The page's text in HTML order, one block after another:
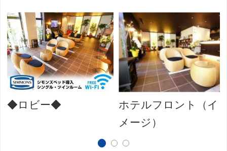
◆ロビー◆
ホテルフロント（イ
メージ）